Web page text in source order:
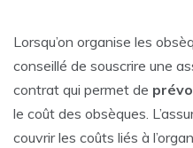
Lorsqu’on organise les
conseillé de souscrire une
contrat qui permet de
le coût des obsèques.
couvrir les coûts liés à